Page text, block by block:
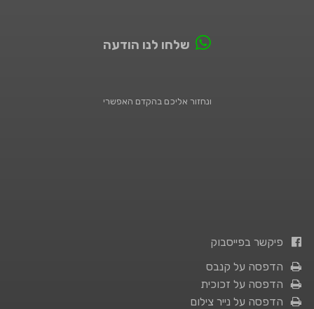
שלחו לנו הודעה
ונחזור אליכם בהקדם האפשרי
פיקשר בפייסבוק
הדפסה על קנבס
הדפסה על זכוכית
הדפסה על נייר צילום